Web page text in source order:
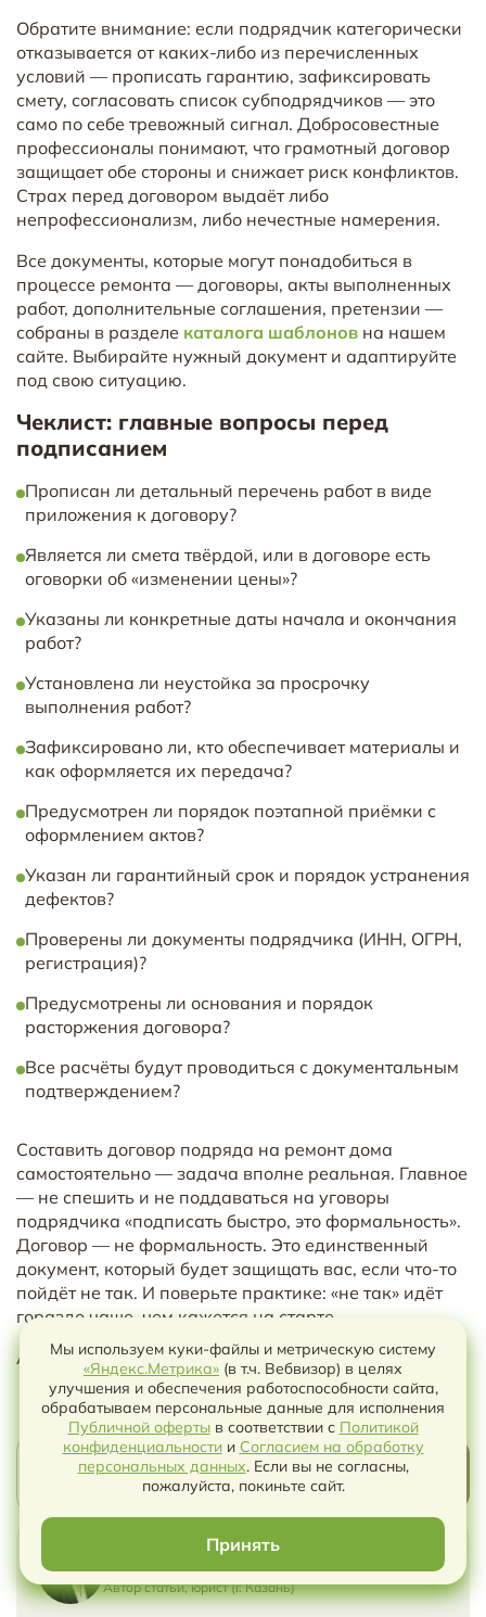
Обратите внимание: если подрядчик категорически
отказывается от каких-либо из перечисленных
условий — прописать гарантию, зафиксировать
смету, согласовать список субподрядчиков — это
само по себе тревожный сигнал. Добросовестные
профессионалы понимают, что грамотный договор
защищает обе стороны и снижает риск конфликтов.
Страх перед договором выдаёт либо
непрофессионализм, либо нечестные намерения.
Все документы, которые могут понадобиться в
процессе ремонта — договоры, акты выполненных
работ, дополнительные соглашения, претензии —
собраны в разделе каталога шаблонов на нашем
сайте. Выбирайте нужный документ и адаптируйте
под свою ситуацию.
Чеклист: главные вопросы перед
подписанием
Прописан ли детальный перечень работ в виде
приложения к договору?
Является ли смета твёрдой, или в договоре есть
оговорки об «изменении цены»?
Указаны ли конкретные даты начала и окончания
работ?
Установлена ли неустойка за просрочку
выполнения работ?
Зафиксировано ли, кто обеспечивает материалы и
как оформляется их передача?
Предусмотрен ли порядок поэтапной приёмки с
оформлением актов?
Указан ли гарантийный срок и порядок устранения
дефектов?
Проверены ли документы подрядчика (ИНН, ОГРН,
регистрация)?
Предусмотрены ли основания и порядок
расторжения договора?
Все расчёты будут проводиться с документальным
подтверждением?
Составить договор подряда на ремонт дома
самостоятельно — задача вполне реальная. Главное
— не спешить и не поддаваться на уговоры
подрядчика «подписать быстро, это формальность».
Договор — не формальность. Это единственный
документ, который будет защищать вас, если что-то
пойдёт не так. И поверьте практике: «не так» идёт
гораздо чаще, чем кажется на старте.
Автор статьи:Алиса Киселева(юрист)
ПОДЕЛИТЬСЯ
ВЕРНУТЬСЯ
НАЗАД
Алиса Киселева
Автор статьи, юрист (г. Казань)
Мы используем куки-файлы и метрическую систему
«Яндекс.Метрика» (в т.ч. Вебвизор) в целях
улучшения и обеспечения работоспособности сайта,
обрабатываем персональные данные для исполнения
Публичной офертыв соответствии с Политикой
конфиденциальностии Согласием на обработку
персональных данных. Если вы не согласны,
пожалуйста, покиньте сайт.
Принять
Чат с ИИ